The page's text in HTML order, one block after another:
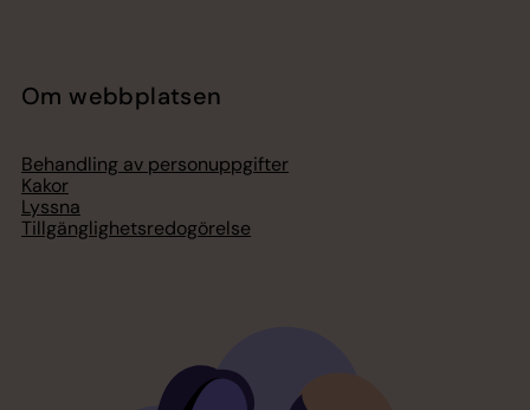
Om webbplatsen
Behandling av personuppgifter
Kakor
Lyssna
Tillgänglighetsredogörelse